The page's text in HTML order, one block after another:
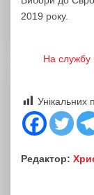
2019 року.
На службу
Унікальних
Редактор: